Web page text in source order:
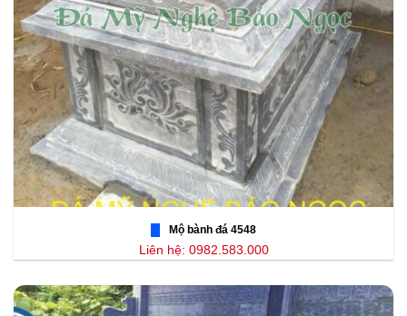
Mộ bành đá 4548
Liên hệ: 0982.583.000